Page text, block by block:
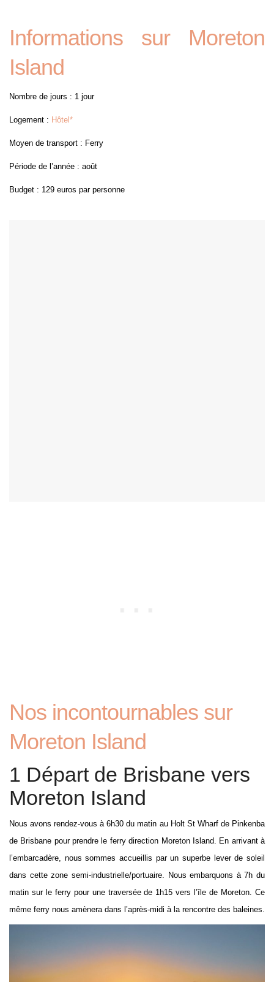
Informations sur Moreton
Island
Nombre de jours : 1 jour
Logement : Hôtel*
Moyen de transport : Ferry
Période de l’année : août
Budget : 129 euros par personne
Nos incontournables sur
Moreton Island
1 Départ de Brisbane vers
Moreton Island
Nous avons rendez-vous à 6h30 du matin au Holt St Wharf de Pinkenba
de Brisbane pour prendre le ferry direction Moreton Island. En arrivant à
l’embarcadère, nous sommes accueillis par un superbe lever de soleil
dans cette zone semi-industrielle/portuaire. Nous embarquons à 7h du
matin sur le ferry pour une traversée de 1h15 vers l’île de Moreton. Ce
même ferry nous amènera dans l’après-midi à la rencontre des baleines.